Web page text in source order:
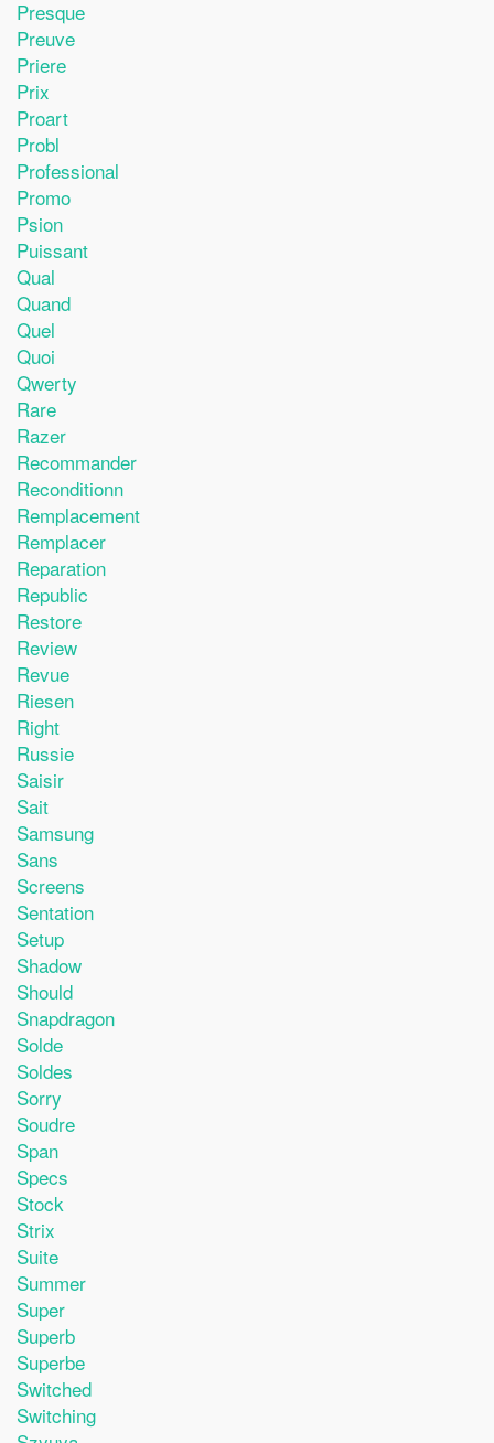
Presque
Preuve
Priere
Prix
Proart
Probl
Professional
Promo
Psion
Puissant
Qual
Quand
Quel
Quoi
Qwerty
Rare
Razer
Recommander
Reconditionn
Remplacement
Remplacer
Reparation
Republic
Restore
Review
Revue
Riesen
Right
Russie
Saisir
Sait
Samsung
Sans
Screens
Sentation
Setup
Shadow
Should
Snapdragon
Solde
Soldes
Sorry
Soudre
Span
Specs
Stock
Strix
Suite
Summer
Super
Superb
Superbe
Switched
Switching